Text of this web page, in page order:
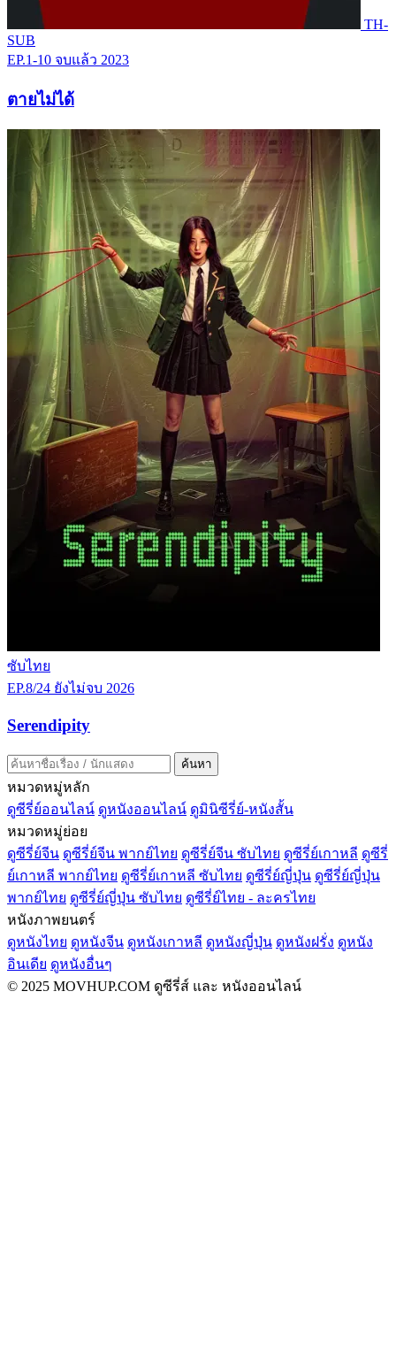
TH-
SUB
EP.1-10 จบแล้ว 2023
ตายไม่ได้
ซับไทย
EP.8/24 ยังไม่จบ 2026
Serendipity
ค้นหา
หมวดหมู่หลัก
ดูซีรี่ย์ออนไลน์ ดูหนังออนไลน์ ดูมินิซีรี่ย์-หนังสั้น
หมวดหมู่ย่อย
ดูซีรี่ย์จีน ดูซีรี่ย์จีน พากย์ไทย ดูซีรี่ย์จีน ซับไทย ดูซีรี่ย์เกาหลี ดูซีรี่
ย์เกาหลี พากย์ไทย ดูซีรี่ย์เกาหลี ซับไทย ดูซีรี่ย์ญี่ปุ่น ดูซีรี่ย์ญี่ปุ่น
พากย์ไทย ดูซีรี่ย์ญี่ปุ่น ซับไทย ดูซีรี่ย์ไทย - ละครไทย
หนังภาพยนตร์
ดูหนังไทย ดูหนังจีน ดูหนังเกาหลี ดูหนังญี่ปุ่น ดูหนังฝรั่ง ดูหนัง
อินเดีย ดูหนังอื่นๆ
© 2025 MOVHUP.COM ดูซีรี่ส์ และ หนังออนไลน์